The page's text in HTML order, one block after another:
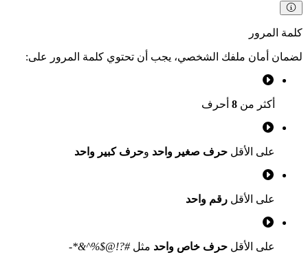
كلمة المرور
لضمان أمان ملفك الشخصي، يجب أن تحتوي كلمة المرور على:
أكثر من 8 أحرف
على الأقل حرف صغير واحد وحرف كبير واحد
على الأقل رقم واحد
على الأقل حرف خاص واحد مثل#?!@$%^&*-